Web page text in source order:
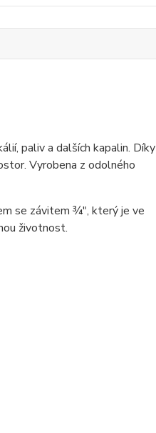
paliv a dalších kapalin. Díky
Vyrobena z odolného
se závitem ¾", který je ve
životnost.